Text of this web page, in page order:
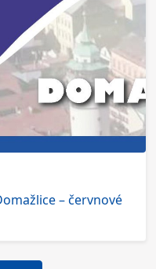
– červnové